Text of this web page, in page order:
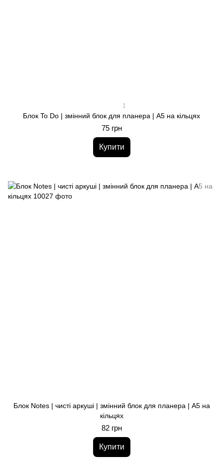
1
Блок To Do | змінний блок для планера | A5 на кільцях
75 грн
Купити
Блок Notes | чисті аркуші | змінний блок для планера | A5 на
кільцях
82 грн
Купити